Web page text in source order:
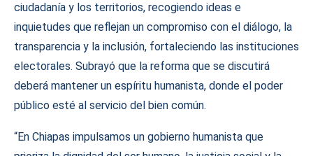
ciudadanía y los territorios, recogiendo ideas e
inquietudes que reflejan un compromiso con el diálogo, la
transparencia y la inclusión, fortaleciendo las instituciones
electorales. Subrayó que la reforma que se discutirá
deberá mantener un espíritu humanista, donde el poder
público esté al servicio del bien común.
“En Chiapas impulsamos un gobierno humanista que